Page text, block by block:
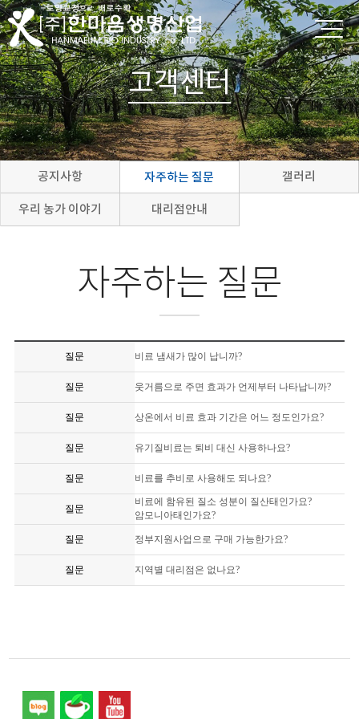
고객센터
공지사항 자주하는 질문 갤러리
우리 농가 이야기 대리점안내
자주하는 질문
질문 비료 냄새가 많이 납니까?
질문 웃거름으로 주면 효과가 언제부터 나타납니까?
질문 상온에서 비료 효과 기간은 어느 정도인가요?
질문 유기질비료는 퇴비 대신 사용하나요?
질문 비료를 추비로 사용해도 되나요?
질문
비료에 함유된 질소 성분이 질산태인가요?
암모니아태인가요?
질문 정부지원사업으로 구매 가능한가요?
질문 지역별 대리점은 없나요?